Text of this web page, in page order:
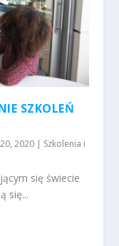
SZKOLEŃ
2020 | Szkolenia i
się świecie
się...